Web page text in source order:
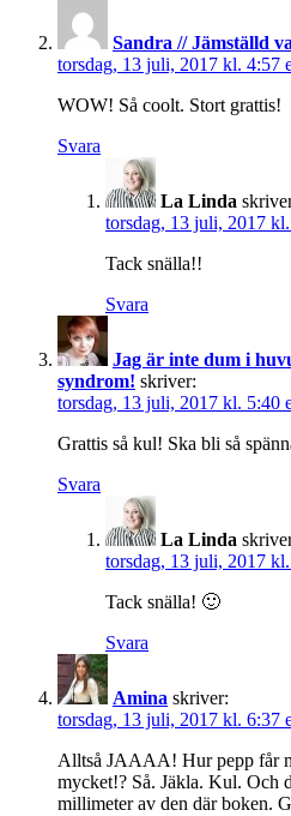
Sandra // Jämställd
torsdag, 13 juli, 2017 kl. 4:57
WOW! Så coolt. Stort grattis!
Svara
La Linda
torsdag, 13 juli, 2017
Tack snälla!!
Svara
Jag är inte dum i
syndrom! skriver:
torsdag, 13 juli, 2017 kl. 5:40
Grattis så kul! Ska bli så
Svara
La Linda
torsdag, 13 juli, 2017
Tack snälla! 🙂
Svara
Amina skriver:
torsdag, 13 juli, 2017 kl. 6:37
Alltså JAAAA! Hur pepp får
mycket!? Så. Jäkla. Kul. Och
millimeter av den där boken.